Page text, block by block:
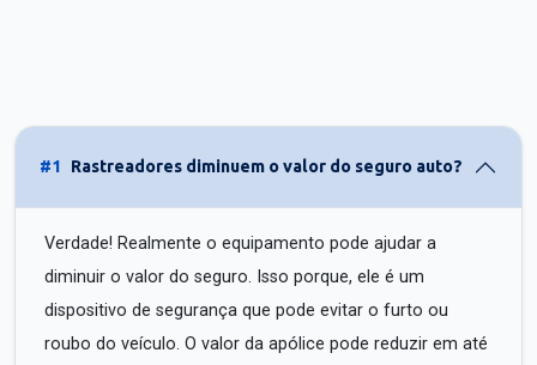
#1 Rastreadores diminuem o valor do seguro auto?
Verdade! Realmente o equipamento pode ajudar a
diminuir o valor do seguro. Isso porque, ele é um
dispositivo de segurança que pode evitar o furto ou
roubo do veículo. O valor da apólice pode reduzir em até